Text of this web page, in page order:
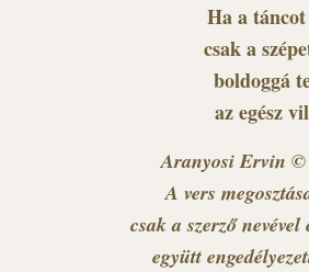
Ha a
csak a
boldoggá
az egész
Aranyosi Ervin ©
A vers
csak a szerző nevével
együtt